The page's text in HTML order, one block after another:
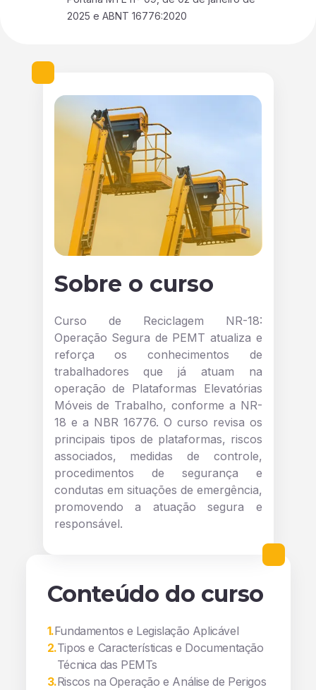
2025 e ABNT 16776:2020
Sobre o curso
Curso de Reciclagem NR-18:
Operação Segura de PEMT atualiza e
reforça os conhecimentos de
trabalhadores que já atuam na
operação de Plataformas Elevatórias
Móveis de Trabalho, conforme a NR-
18 e a NBR 16776. O curso revisa os
principais tipos de plataformas, riscos
associados, medidas de controle,
procedimentos de segurança e
condutas em situações de emergência,
promovendo a atuação segura e
responsável.
Conteúdo do curso
1.Fundamentos e Legislação Aplicável
2.Tipos e Características e Documentação
Técnica das PEMTs
3.Riscos na Operação e Análise de Perigos